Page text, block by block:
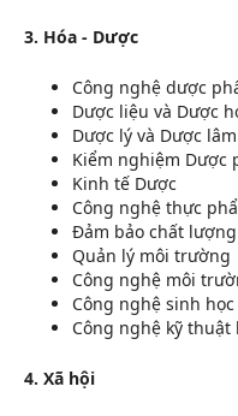
3. Hóa - Dược
Công nghệ dược
Dược liệu và Dược
Dược lý và Dược
Kiểm nghiệm Dược
Kinh tế Dược
Công nghệ thực
Đảm bảo chất
Quản lý môi trường
Công nghệ môi
Công nghệ sinh học
Công nghệ kỹ thuật
4. Xã hội